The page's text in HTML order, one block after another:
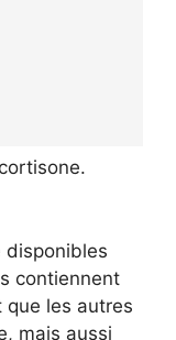
disponibles
contiennent
que les autres
mais aussi